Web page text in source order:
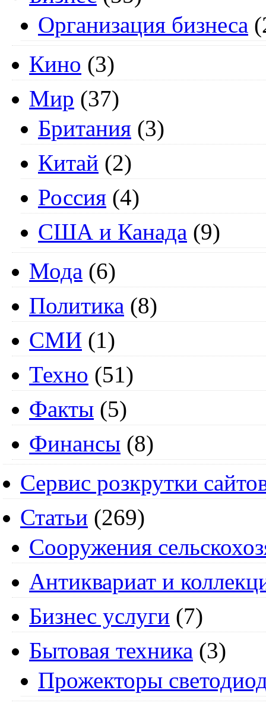
Организация бизнеса
Кино (3)
Мир (37)
Британия (3)
Китай (2)
Россия (4)
США и Канада (9)
Мода (6)
Политика (8)
СМИ (1)
Техно (51)
Факты (5)
Финансы (8)
Сервис розкрутки
Статьи (269)
Cооружения
Антиквариат и
Бизнес услуги (7)
Бытовая техника (3)
Прожекторы